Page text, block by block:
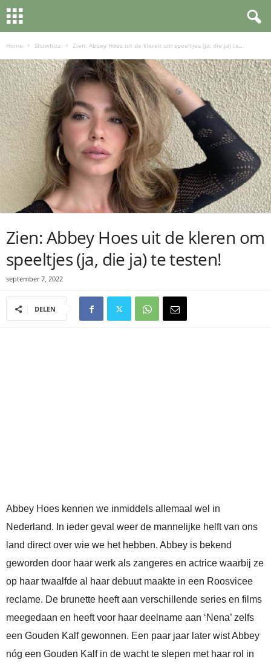
Home Showbizz Zien: Abbey Hoes uit de kleren om speeltjes (ja, die ja) te...
Zien: Abbey Hoes uit de kleren om
speeltjes (ja, die ja) te testen!
september 7, 2022
DELEN
Abbey Hoes kennen we inmiddels allemaal wel in
Nederland. In ieder geval weer de mannelijke helft van ons
land direct over wie we het hebben. Abbey is bekend
geworden door haar werk als zangeres en actrice waarbij ze
op haar twaalfde al haar debuut maakte in een Roosvicee
reclame. De brunette heeft aan verschillende series en films
meegedaan en heeft voor haar deelname aan ‘Nena’ zelfs
een Gouden Kalf gewonnen. Een paar jaar later wist Abbey
nóg een Gouden Kalf in de wacht te slepen met haar rol in